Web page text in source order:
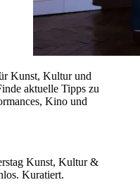
Kunst, Kultur und
aktuelle Tipps zu
Kino und
Kunst, Kultur &
Kuratiert.